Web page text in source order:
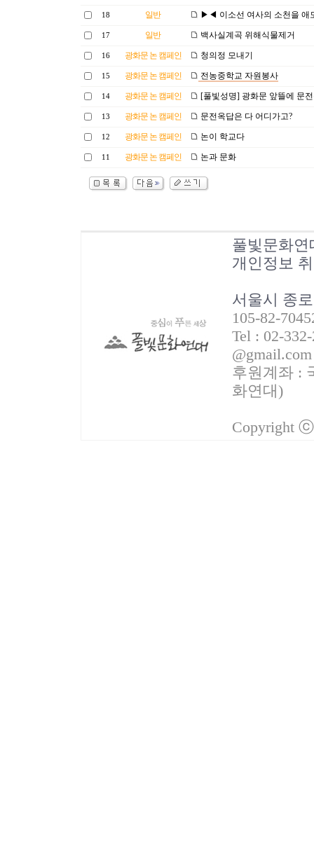
18 일반 ▶◀ 이소선 여사의 소천을 애
17 일반 백사실계곡 위해식물제거
16 광화문 논 캠페인 청의정 모내기
15 광화문 논 캠페인 전농중학교 자원봉사
14 광화문 논 캠페인 [풀빛성명] 광화문 앞뜰에 문
13 광화문 논 캠페인 문전옥답은 다 어디가고?
12 광화문 논 캠페인 논이 학교다
11 광화문 논 캠페인 논과 문화
풀빛문화연
개인정보
서울시 종
105-82-
Tel : 02-
@gmail.com
후원계좌 :
화연대)
Copyright